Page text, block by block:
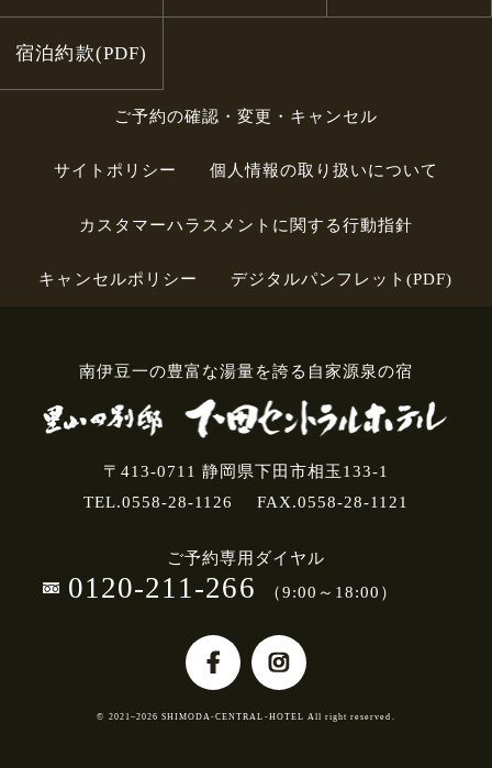
南伊豆一の豊富な湯量を誇る自家源泉の宿
〒413-0711 静岡県下田市相玉133-1
TEL.0558-28-1126
FAX.0558-28-1121
ご予約専用ダイヤル
0120-211-266 （9:00～18:00）
© 2021–2026 SHIMODA-CENTRAL-HOTEL All right reserved.
宿泊約款(PDF)
ご予約の確認・変更・キャンセル
サイトポリシー 個人情報の取り扱いについて
カスタマーハラスメントに関する行動指針
キャンセルポリシー デジタルパンフレット(PDF)